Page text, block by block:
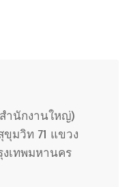
ำนักงานใหญ่)
ขุมวิท 71 แขวง
เทพมหานคร